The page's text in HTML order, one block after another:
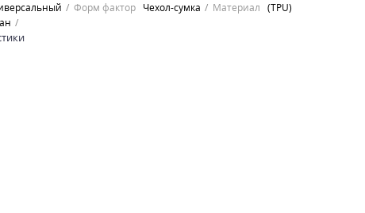
Форм фактор Чехол-сумка Материал (TPU)